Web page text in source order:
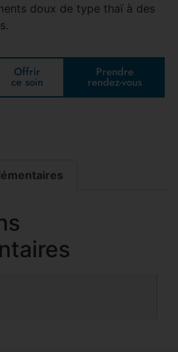
doux de type thaï à des
Offrir
ce soin
Prendre
rendez-vous